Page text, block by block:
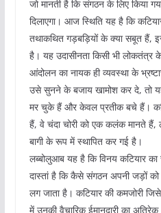
जो मानती है कि संगठन के लिए किया
दिलाएगा। आज स्थिति यह है कि
तथाकथित गड़बड़ियों के क्या सबूत हैं,
है। यह उदासीनता किसी भी
आंदोलन का नायक ही व्यवस्था के
उसे सुनने के बजाय खामोश कर दे, तो
मर चुके हैं और केवल प्रतीक बचे हैं।
हैं, वे चंदा चोरी को एक कलंक मानते हैं,
बागी के रूप में स्थापित कर गई है।
लब्बोलुआब यह है कि विनय कटियार
दास्तां है कि कैसे संगठन अपनी जड़ों
लग जाता है। कटियार की कमजोरी
में उनकी वैचारिक ईमानदारी का